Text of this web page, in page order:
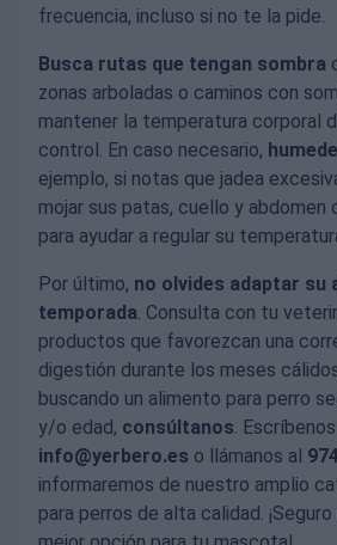
frecuencia, incluso si no te la pide.
Busca rutas que tengan sombra
zonas arboladas o caminos con
mantener la temperatura corporal
control. En caso necesario,
ejemplo, si notas que jadea
mojar sus patas, cuello y abdomen
para ayudar a regular su
Por último, no olvides adaptar su
temporada. Consulta con tu
productos que favorezcan una
digestión durante los meses
buscando un alimento para perro
y/o edad, consúltanos.
info@yerbero.es o llámanos al
informaremos de nuestro amplio
para perros de alta calidad.